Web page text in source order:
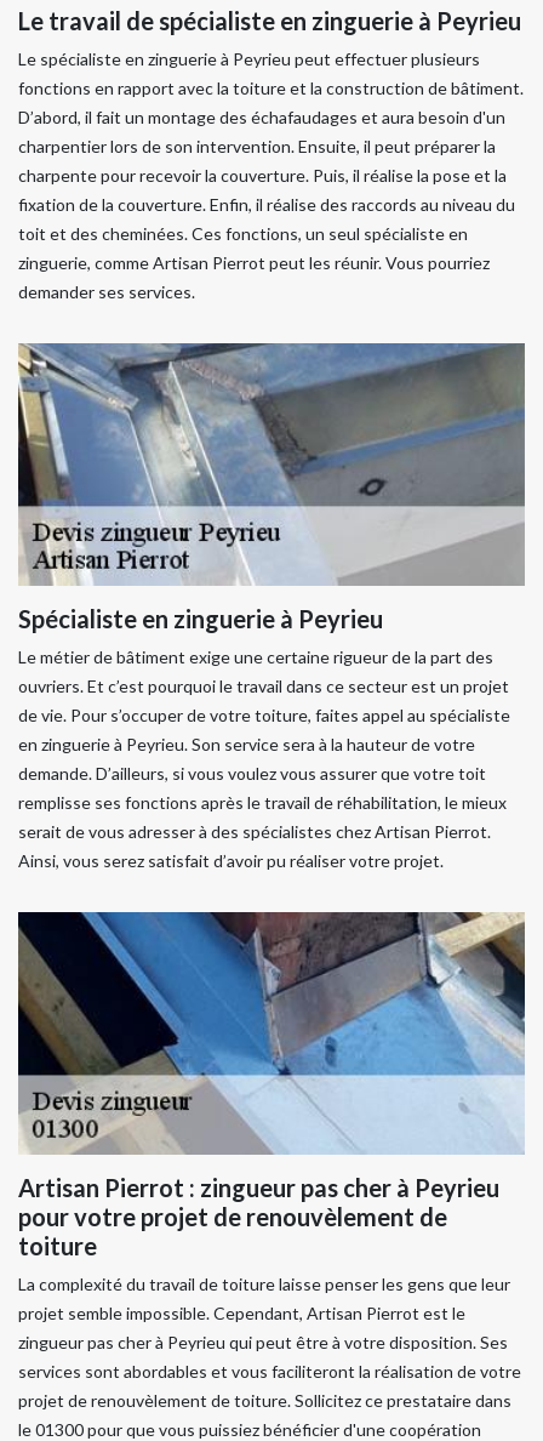
Le travail de spécialiste en zinguerie à Peyrieu
Le spécialiste en zinguerie à Peyrieu peut effectuer plusieurs
fonctions en rapport avec la toiture et la construction de bâtiment.
D’abord, il fait un montage des échafaudages et aura besoin d'un
charpentier lors de son intervention. Ensuite, il peut préparer la
charpente pour recevoir la couverture. Puis, il réalise la pose et la
fixation de la couverture. Enfin, il réalise des raccords au niveau du
toit et des cheminées. Ces fonctions, un seul spécialiste en
zinguerie, comme Artisan Pierrot peut les réunir. Vous pourriez
demander ses services.
Spécialiste en zinguerie à Peyrieu
Le métier de bâtiment exige une certaine rigueur de la part des
ouvriers. Et c’est pourquoi le travail dans ce secteur est un projet
de vie. Pour s’occuper de votre toiture, faites appel au spécialiste
en zinguerie à Peyrieu. Son service sera à la hauteur de votre
demande. D’ailleurs, si vous voulez vous assurer que votre toit
remplisse ses fonctions après le travail de réhabilitation, le mieux
serait de vous adresser à des spécialistes chez Artisan Pierrot.
Ainsi, vous serez satisfait d’avoir pu réaliser votre projet.
Artisan Pierrot : zingueur pas cher à Peyrieu
pour votre projet de renouvèlement de
toiture
La complexité du travail de toiture laisse penser les gens que leur
projet semble impossible. Cependant, Artisan Pierrot est le
zingueur pas cher à Peyrieu qui peut être à votre disposition. Ses
services sont abordables et vous faciliteront la réalisation de votre
projet de renouvèlement de toiture. Sollicitez ce prestataire dans
le 01300 pour que vous puissiez bénéficier d'une coopération